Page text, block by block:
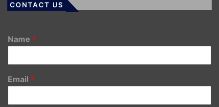
CONTACT US
Name *
Email *